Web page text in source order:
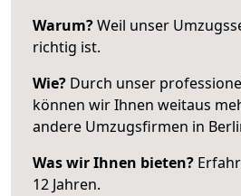
Warum?Weil unser
richtig ist.
Wie? Durch unser
können wir Ihnen weitaus
andere Umzugsfirmen in
Was wir Ihnen bieten?
12 Jahren.